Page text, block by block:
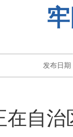
发布日期
在自